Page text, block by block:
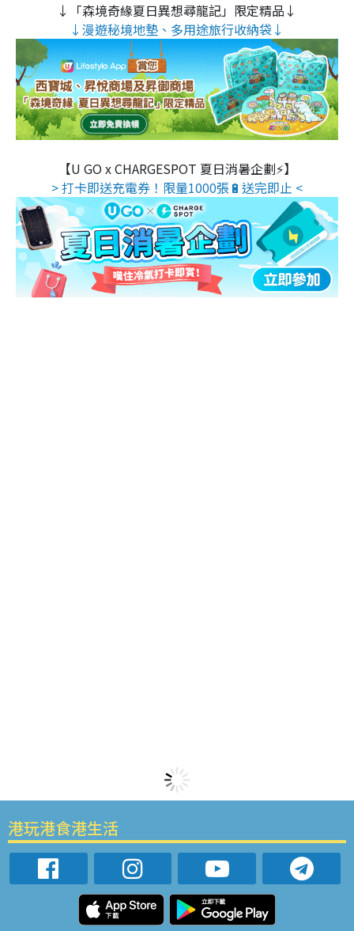
↓「森境奇緣夏日異想尋龍記」限定精品↓
↓漫遊秘境地墊、多用途旅行收納袋↓
【U GO x CHARGESPOT 夏日消暑企劃⚡】
> 打卡即送充電券！限量1000張🔋送完即止 <
港玩港食港生活